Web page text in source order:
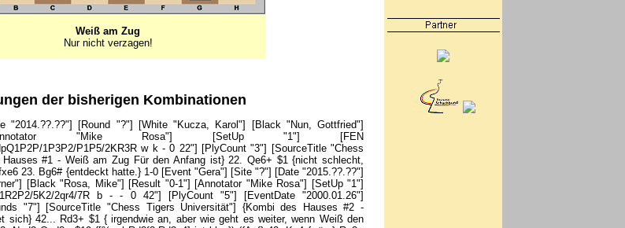
Weiß am Zug
Nur nicht verzagen!
der bisherigen Kombinationen
in der Tasche.}) (64. Qd6 $2 {führt ebenfalls nur zu einem halben Punkt. Nach} Qg3+ 65. Kg1 (65. Kh1 Qf2 $11) 65... Qe3+ 66. Kh1 Qf2 $1 $11 {Mit} 67. Qd1+ Kh6 68. Qc1 {kann Weiß zwar alles decken, aber nach} Kh5 {keine Fortschritte erzielen.}) {In der Partie war nach} 64... Qxe2 65. Qf6 $18 {Schluss, denn Dg5# ist nur mit} Qg4 {zu bekämpfen, aber dann folgt} 66. Qh8# 1-0 [Event "Budapest"] [Site "?"] [Date "2013.??.??"] [Round "?"] [White "Moeldner, Juergen"] [Black "Fayard, Alain"] [Result "1-0"] [Annotator "Mike Rosa"] [SetUp "1"] [FEN "1r2br1k/R1p1q1np/2np1ppQ/1p2p3/3PP3/1BP1PN2/1P1N2PP/5RK1 w - - 0 23"] [PlyCount "13"] [SourceTitle "Chess Tigers Universität"] {Kombi des Hauses #5 - Richtig ist das nicht ganz alltägliche} 23. Rxc7 $3 { Nach} Qxc7 24. Ng5 $1 {gab Schwarz auf, weil er letztlich eine Figur verliert. Das sofortige Matt verhindert nur} Ne6 {[%cal Ge6f8]} (24... fxg5 25. Rxf8#) 25. Nxe6 $18 {Doch nun holt sich Weiß den Turm mit Zinsen zurück. Keine Sorge, der weiße Springer findet nach} Qf7 26. Qxf8+ Qxf8 27. Nxf8 Kg7 28. Ne6+ Kf7 29. Nc7+ $18 {[%cal Gc7d5] leicht wieder hinaus.} 1-0 [Event "2013"] [Site "?"] [Date "2013.??.??"] [Round "?"] [White "Munguntuul, Batkhuyag"] [Black "Ahmed, A."] [Result "0-1"] [Annotator "Mike Rosa"] [SetUp "1"] [FEN "1q6/6k1/6p1/3p1Q2/6Rp/7P/5KP1/4r3 b - - 0 55"] [PlyCount "11"] [SourceTitle "Chess Tigers Universität"] {Kombi des Hauses #6 - Es braucht schon besondere Maßnahmen, um hier zu gewinnen, und die ergriff Weiß mit} 55... Qg3+ $3 {Nach der erzwungenen Folge} 56. Rxg3 hxg3+ 57. Kxe1 gxf5 $19 {steht Schwarz auf Gewinn, doch er muss noch genau spielen. Nach} 58. Ke2 d4 $1 {wird klar, dass die Bauern alleine das Rennen machen. Nach} 59. Kd3 f4 60. Ke4 d3 $19 {gab Weiß auf.} 0-1 [Event "Padova"] [Site "?"] [Date "2014.??.??"] [Round "?"] [White "Brunello, M."] [Black "Lazic, M."] [Result "1-0"] [Annotator "Mike Rosa"] [SetUp "1"] [FEN "r2br1k1/1pnq1p1p/2p3pB/p7/P1p3N1/6QP/1PP2PP1/R3R1K1 w - - 0 24"] [PlyCount "5"] [SourceTitle "Chess Tigers Universität"] {Kombi des Hauses #7 -} 24. Qxc7 $3 {ist doch ganz hübsch, oder. Schwarz gab auf, weil er mit einem Springer weniger leben müsste.} (24. Qc3 $2 {mit Mattdrohung auf g7 kann Schwarz mit} Rxe1+ 25. Rxe1 Ne6 {bedienen. Nach} 26. Qxc4 $16 {steht Weiß besser, aber mehr auch nicht.}) (24. Red1 $2 {bringt wegen} Nd5 $13 {gar nichts.}) (24. Qf4 $2 {erlaubt mehrere Verteidigungen. Das Beste ist wahrscheinlich} f5 25. Qxc4+ Qf7 $13) 24... Bxc7 (24... Qxc7 25. Rxe8#) 25. Nf6+ Kh8 26. Nxd7 $18 1-0 [Event "Sochi"] [Site "?"] [Date "2015.??.??"] [Round "?"] [White "Motylev, Alexander"] [Black "Najer, Evgeniy"] [Result "0-1"] [Annotator "Mike Rosa"] [SetUp "1"] [FEN "1kr5/1p1Q2p1/p7/7p/1bPp1P2/1q1Pr1PP/1P5R/2KR1B2 b - - 0 27"] [PlyCount "9"] [EventDate "2015.05.01"] [SourceTitle "Chess Tigers Universität"] {Kombi des Hauses #8 - Besser können die schwarzen Kräfte nicht stehen, und so wundert es nicht, dass hier etwas Kräftiges gehen muss. Prompt entkorkte der Nachziehende} 27... Rxc4+ $3 {Nach weiter} 28. dxc4 (28. Kb1 Qxd1+ $19) 28... Rc3+ $1 29. bxc3 Ba3+ {gab Weiß wegen} 30. Kd2 Qxc3+ 31. Ke2 Qe3# {auf.} 0-1 [Event "Montpellier"] [Site "?"] [Date "2015.??.??"] [Round "?"] [White "Duda, Jan-Krzysztof"] [Black "Feller, Sebastien"] [Result "1-0"] [Annotator "Mike Rosa"] [SetUp "1"] [FEN "2b2r1k/4R3/p1p3pP/P2qb1N1/5n1P/8/3p1QN1/1R5K w - - 0 51"] [PlyCount "5"] [EventDate "2015.05.30"] [SourceTitle "Chess Tigers Universität"] {Kombi des Hauses #9 - Dass was gehen MUSS, liegt deutlich in der Luft, aber wo ansetzen?} 51. Rxe5 $3 {Ganz genau da!} (51. Rd1 $5 $18 {lautet die Lösung, wenn Weiß nicht sofort gewinnen kann. Kann er aber!}) (51. Rh7+ $4 {ist nicht nur Verschwendung, es verliert sogar! Denn nach} Kg8 $19 {ist plötzlich der Turm auf f8 gedeckt und damit der Springer nicht mehr gefesselt. Nach beispielsweise} 52. Rd1 Nxg2 $1 53. Qxg2 Qd4 $1 $19 {ergeht es Weiß ganz plötzlich schlecht.}) {In der Partie folgte} 51... Qxe5 52. Qa7 $1 $18 { [%cal Ra7h7] und Schwarz wird ganz einfach matt!} Bb7 {Den Läufer warf der Nachziehende noch frustriert dazwischen, aber nach} 53. Qxb7 {gab er auf.} 1-0 [Event "?"] [Site "?"] [Date "2016.??.??"] [Round "?"] [White "Bachuluun"] [Black "Andriasian, Zaven"] [Result "0-1"] [Annotator "Mike Rosa"] [SetUp "1"] [FEN "8/1Q2ppk1/3P1rp1/2p5/3bq2p/6PP/QR3P1K/8 b - - 0 1"] [PlyCount "9"] [SourceTitle "Chess Tigers Universität"] {Kombi des Hauses #10 - Mangels Masse muss Schwarz unbedingt an den weißen Herrscher heran und tut dies mit} 1... Rxf2+ $3 2. Rxf2 (2. Kg1 Qe1#) 2... hxg3+ 3. Kxg3 (3. Kg1 gxf2+ 4. Kf1 Qe1+ $19) 3... Be5+ 4. Rf4 Bxf4+ $1 (4... Qxf4+ $5 {geht auch, aber das Schach mit dem Läufer ist genauer.}) 5. Kf2 (5. Kh4 Qe1+ $1 6. Kg4 Qg3#) 5... Qxb7 $19 0-1 [Event "Linares"] [Site "?"] [Date "2002.??.??"] [Round "?"] [White "Shirov, Alexei"] [Black "Kasparov, Garry"] [Result "0-1"] [Annotator "Mike Rosa"] [SetUp "1"] [FEN "3k1br1/1b3p1p/r1np4/1N2pP2/PP2q3/2P1N3/R5PP/3QR1K1 b - - 0 21"] [PlyCount "15"] [EventDate "2002.02.22"] [EventType "tourn"] [EventRounds "14"] [EventCategory "20"] [SourceTitle "Chess Tigers Universität"] {Kombi des Hauses #11 - Mit} 21... Nxb4 $1 $19 {wies der 13. Weltmeister nach, dass die weiße Verteidigung nicht solide ist. Nach} 22. cxb4 Bh6 {geht es dem wichtigen Verteidiger von g2 an den Kragen.} 23. Kh1 Bxe3 $19 {Statt der fälligen Aufgabe folgten noch ein paar bedeutungslose Züge:} 24. Qe2 (24. Rxe3 Qxg2+ 25. Rxg2 Bxg2+ 26. Kg1 Bf3+ 27. Kf2 Bxd1 $19) 24... Rc6 25. a5 Qxb4 26. Nxd6 Rxd6 27. Qxe3 Qd4 28. Qc1 Qd5 0-1 [Event "Darmstadt"] [Site "?"] [Date "2014.??.??"] [Round "?"] [White "Schnitzspan, Lothar"] [Black "Graf, Gerd"] [Result "0-1"] [Annotator "Mike Rosa"] [SetUp "1"] [FEN "1r3r1k/Rp3q2/3p3b/1PpBp2p/2P3n1/1Q1P2Pb/1B1NRP2/6K1 b - - 0 28"] [PlyCount "15"] [EventDate "2014.??.??"] [SourceTitle "Chess Tigers Universität"] {Kombi des Hauses #12 - Die Dame ist angegriffen und muss ziehen. Schwarz nahm sie in die Hand und erschreckte den Gegner mit} 28... Qxf2+ $3 29. Rxf2 Rxf2 $19 {Weiß zappelt in einem kunstvollen Mattnetz! So verhindert nur der Springer auf d2 das sofortige Aus auf f1. Dennoch muss man mehrmals hinschauen, denn es sind doch so viele weiße Figuren auf dem Brett. Weiß versuchte} 30. Bf3 {, doch nach} Be3 $1 {wurde es umgehend dunkel.} 31. Bxg4 Rxd2+ 32. Kh1 Bg2+ {Weiß gab wegen} 33. Kh2 Bf3+ 34. Kh3 hxg4+ 35. Kh4 Rh2# {auf.} 0-1 [Event "Chakvi"] [Site "?"] [Date "2015.??.??"] [Round "?"] [White "Kasoshvili, Tsiala"] [Black "Savina, Anastasia"] [Result "0-1"] [Annotator "Mike Rosa"] [SetUp "1"] [FEN "2r3k1/pp2ppb1/3p3p/2qP2p1/4P3/1Q2P1Pb/PP5P/2N1R1KB b - - 0 25"] [PlyCount "21"] [EventDate "2015.05.19"] [SourceTitle "Chess Tigers Universität"] {Kombi der Woche #13 -} 25... Qxc1 $3 {ist ein echter Hammer. Nach} 26. Rxc1 Rxc1+ 27. Kf2 Rxh1 $19 {sind der Turm und das Läuferpaar der Dame um Längen überlegen. Schneller, als man glauben möchte, können die schwarzen Kräfte ein Mattnetz knüpfen. z. B.} 28. Qxb7 Rxh2